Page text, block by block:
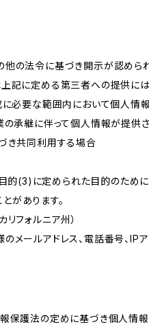
他の法令に基づき開示が認め
上記に定める第三者への提供には
に必要な範囲内において個人
の承継に伴って個人情報が提供
き共同利用する場合
的(3)に定められた目的のため
があります。
フォルニア州）
のメールアドレス、電話番号、
報保護法の定めに基づき個人情